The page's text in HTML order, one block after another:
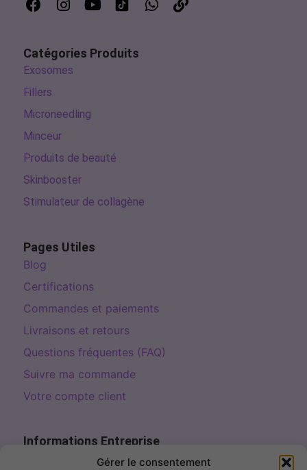
Gérer le consentement
Catégories Produits
Exosomes
Fillers
Microneedling
Minceur
Produits de beauté
Skinbooster
Stimulateur de collagène
Pages Utiles
Blog
Certifications
Commandes et paiements
Livraisons et retours
Questions fréquentes (FAQ)
Suivre ma commande
Votre compte client
Informations Entreprise
Page de contact